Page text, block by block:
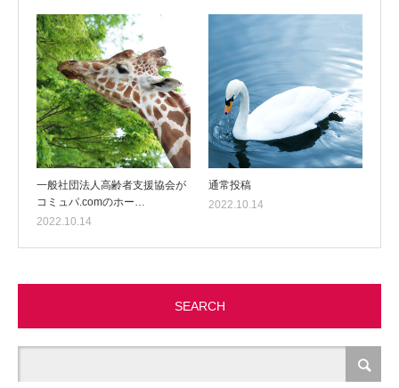
一般社団法人高齢者支援協会が
コミュパ.comのホー…
2022.10.14
通常投稿
2022.10.14
SEARCH